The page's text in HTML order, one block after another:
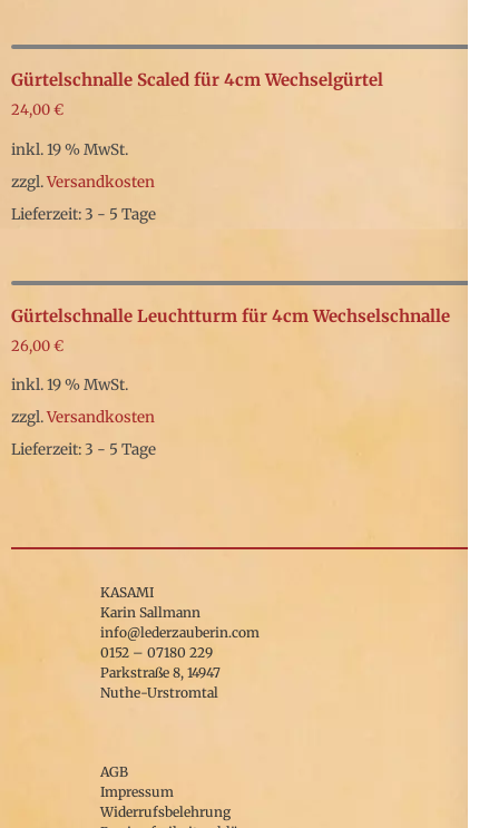
Gürtelschnalle Scaled für 4cm Wechselgürtel
24,00€
inkl. 19 % MwSt.
zzgl.Versandkosten
Lieferzeit: 3 - 5 Tage
Gürtelschnalle Leuchtturm für 4cm Wechselschnalle
26,00€
inkl. 19 % MwSt.
zzgl.Versandkosten
Lieferzeit: 3 - 5 Tage
KASAMI
Karin Sallmann
info@lederzauberin.com
0152 – 07180 229
Parkstraße 8, 14947
Nuthe-Urstromtal
AGB
Impressum
Widerrufsbelehrung